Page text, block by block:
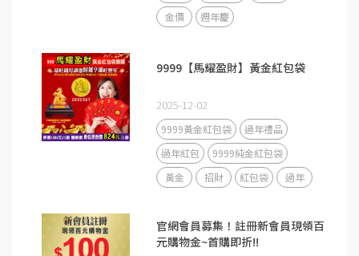
金價
週年慶
9999【馬耀盈財】黃金紅包袋
2025-12-02
9999黃金紅包袋
過年禮品
過年紅包
9999純金紅包袋
黃金
招財 紅包袋 過年
官網會員募集！註冊新會員現領百
元購物金~首購即折!!